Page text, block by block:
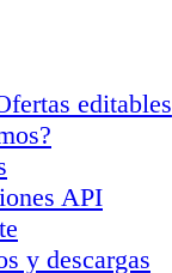
editables
API
y descargas